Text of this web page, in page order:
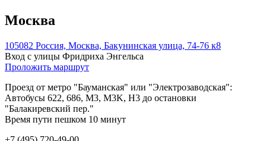
Москва
105082 Россия, Москва, Бакунинская улица, 74-76 к8
Вход с улицы Фридриха Энгельса
Проложить маршрут
Проезд от метро "Бауманская" или "Электрозаводская":
Автобусы 622, 686, M3, M3K, H3 до остановки
"Балакиревский пер."
Время пути пешком 10 минут